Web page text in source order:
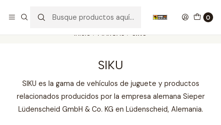
0
Inicio MARCAS SIKU
SIKU
SIKU es la gama de vehículos de juguete y productos
relacionados producidos por la empresa alemana Sieper
Lüdenscheid GmbH & Co. KG en Lüdenscheid, Alemania.